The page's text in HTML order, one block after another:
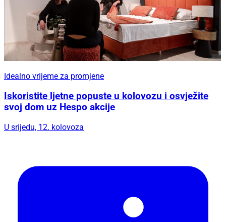
Idealno vrijeme za promjene
Iskoristite ljetne popuste u kolovozu i osvježite
svoj dom uz Hespo akcije
U srijedu, 12. kolovoza